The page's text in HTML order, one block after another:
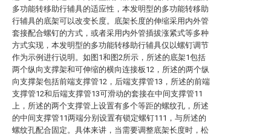
多功能转移助行辅具的适应性，本发明型的多功能转移助
行辅具的底架可以改变长度。底架长度的伸缩采用内外管
套接配合螺钉的方式，或者采用内外管插拔涨紧式等多种
方式实现，本发明型的多功能转移助行辅具仅以螺钉调节
作为示例进行说明。如图1和图2所示，所述的底架1包括
两个纵向支撑架和可伸缩的横向连接板12，所述的两个纵
向支撑架包括前端支撑管12，后端支撑管13，所述的前端
支撑管12和后端支撑管13可滑动的套接在中间支撑管11
上，所述的两个支撑管上设置有多个等距的螺纹孔，所述
的中间支撑管11两端分别设置有锁定螺钉111，与所述的
螺纹孔配合固定。具体来讲，当需要调整底架长度时，松